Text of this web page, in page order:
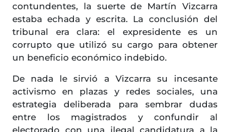
contundentes, la suerte de Martín Vizcarra
estaba echada y escrita. La conclusión del
tribunal era clara: el expresidente es un
corrupto que utilizó su cargo para obtener
un beneficio económico indebido.
De nada le sirvió a Vizcarra su incesante
activismo en plazas y redes sociales, una
estrategia deliberada para sembrar dudas
entre los magistrados y confundir al